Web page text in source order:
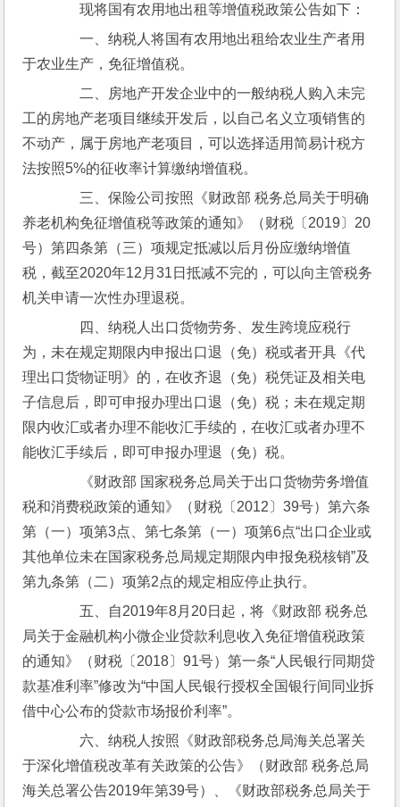
现将国有农用地出租等增值税政策公告如下：
一、纳税人将国有农用地出租给农业生产者用
于农业生产，免征增值税。
二、房地产开发企业中的一般纳税人购入未完
工的房地产老项目继续开发后，以自己名义立项销售的
不动产，属于房地产老项目，可以选择适用简易计税方
法按照5%的征收率计算缴纳增值税。
三、保险公司按照《财政部 税务总局关于明确
养老机构免征增值税等政策的通知》（财税〔2019〕20
号）第四条第（三）项规定抵减以后月份应缴纳增值
税，截至2020年12月31日抵减不完的，可以向主管税务
机关申请一次性办理退税。
四、纳税人出口货物劳务、发生跨境应税行
为，未在规定期限内申报出口退（免）税或者开具《代
理出口货物证明》的，在收齐退（免）税凭证及相关电
子信息后，即可申报办理出口退（免）税；未在规定期
限内收汇或者办理不能收汇手续的，在收汇或者办理不
能收汇手续后，即可申报办理退（免）税。
《财政部 国家税务总局关于出口货物劳务增值
税和消费税政策的通知》（财税〔2012〕39号）第六条
第（一）项第3点、第七条第（一）项第6点“出口企业或
其他单位未在国家税务总局规定期限内申报免税核销”及
第九条第（二）项第2点的规定相应停止执行。
五、自2019年8月20日起，将《财政部 税务总
局关于金融机构小微企业贷款利息收入免征增值税政策
的通知》（财税〔2018〕91号）第一条“人民银行同期贷
款基准利率”修改为“中国人民银行授权全国银行间同业拆
借中心公布的贷款市场报价利率”。
六、纳税人按照《财政部税务总局海关总署关
于深化增值税改革有关政策的公告》（财政部 税务总局
海关总署公告2019年第39号）、《财政部税务总局关于